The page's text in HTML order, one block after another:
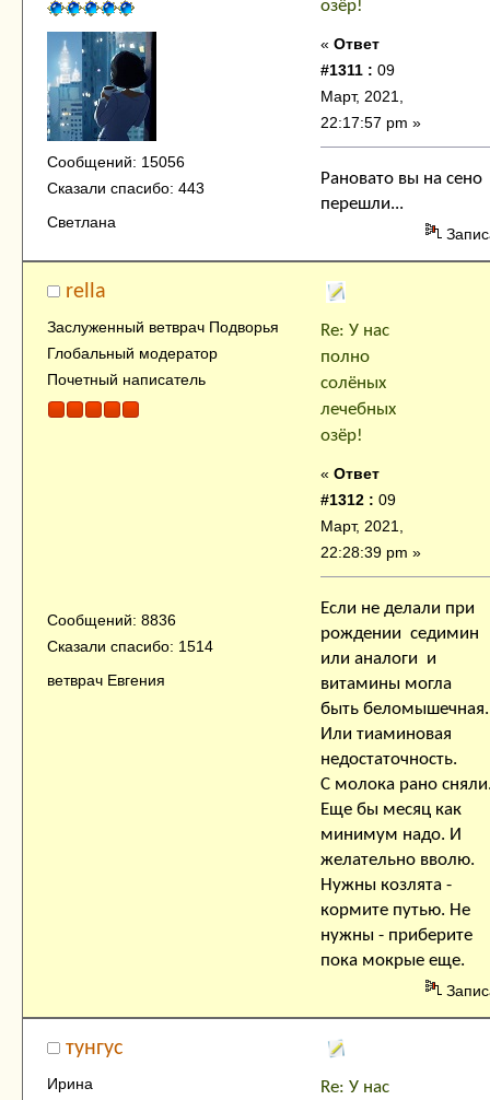
Сообщений: 15056
Сказали спасибо: 443
Светлана
озёр!
« Ответ
#1311 : 09
Март, 2021,
22:17:57 pm »
Рановато вы на сено
перешли...
rella
Заслуженный ветврач Подворья
Глобальный модератор
Почетный написатель
Сообщений: 8836
Сказали спасибо: 1514
ветврач Евгения
Re: У нас
полно
солёных
лечебных
озёр!
« Ответ
#1312 : 09
Март, 2021,
22:28:39 pm »
Если не делали при
рождении седимин
или аналоги и
витамины могла
быть беломышечная.
Или тиаминовая
недостаточность.
С молока рано
Еще бы месяц как
минимум надо. И
желательно вволю.
Нужны козлята -
кормите путью. Не
нужны - приберите
пока мокрые еще.
тунгус
Ирина
Re: У нас